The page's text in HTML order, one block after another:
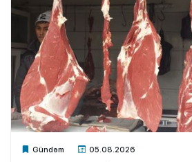
Gündəm 05.08.2026
Xalq.Online